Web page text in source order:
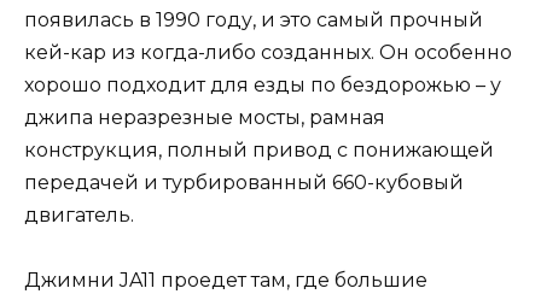
появилась в 1990 году, и это самый прочный
кей-кар из когда-либо созданных. Он особенно
хорошо подходит для езды по бездорожью – у
джипа неразрезные мосты, рамная
конструкция, полный привод с понижающей
передачей и турбированный 660-кубовый
двигатель.
Джимни JA11 проедет там, где большие